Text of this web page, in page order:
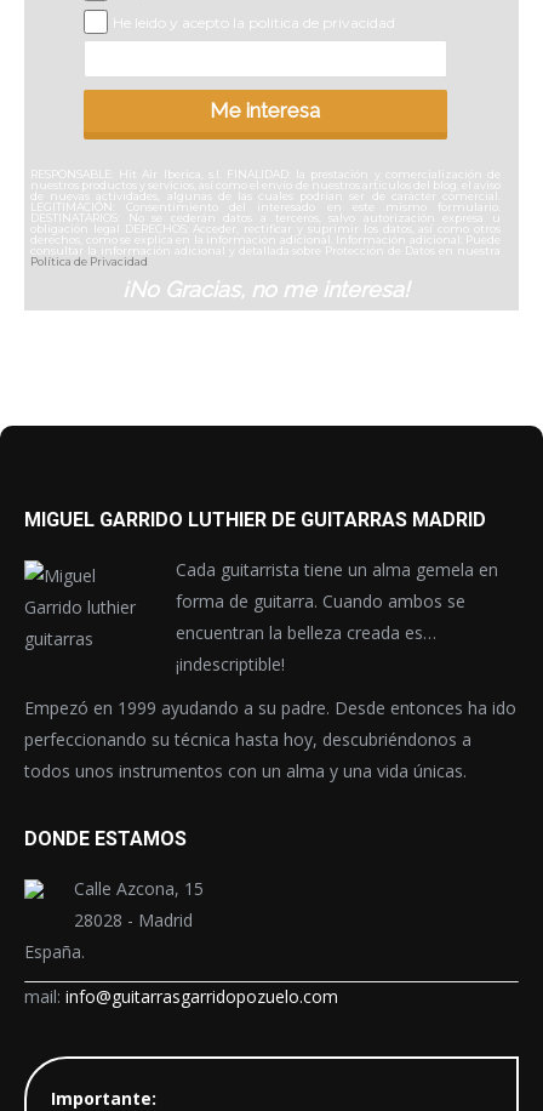
He leido y acepto la politica de privacidad
Me interesa
RESPONSABLE: Hit Air Iberica, s.l. FINALIDAD: la prestación y comercialización de
nuestros productos y servicios, así como el envío de nuestros artículos del blog, el aviso
de nuevas actividades, algunas de las cuales podrían ser de carácter comercial.
LEGITIMACIÓN: Consentimiento del interesado en este mismo formulario.
DESTINATARIOS: No se cederán datos a terceros, salvo autorización expresa u
obligación legal DERECHOS: Acceder, rectificar y suprimir los datos, así como otros
derechos, como se explica en la información adicional. Información adicional: Puede
consultar la información adicional y detallada sobre Protección de Datos en nuestra
Política de Privacidad
¡No Gracias, no me interesa!
MIGUEL GARRIDO LUTHIER DE GUITARRAS MADRID
Cada guitarrista tiene un alma gemela en
forma de guitarra. Cuando ambos se
encuentran la belleza creada es…
¡indescriptible!
Empezó en 1999 ayudando a su padre. Desde entonces ha ido
perfeccionando su técnica hasta hoy, descubriéndonos a
todos unos instrumentos con un alma y una vida únicas.
DONDE ESTAMOS
Calle Azcona, 15
28028 - Madrid
España.
mail: info@guitarrasgarridopozuelo.com
Importante: